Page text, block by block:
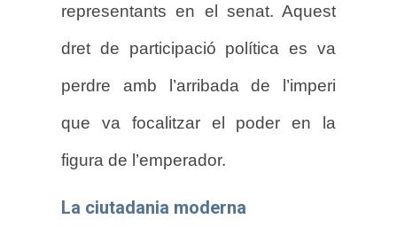
representants en el senat. Aquest
dret de participació política es va
perdre amb l’arribada de l’imperi
que va focalitzar el poder en la
figura de l’emperador.
La ciutadania moderna